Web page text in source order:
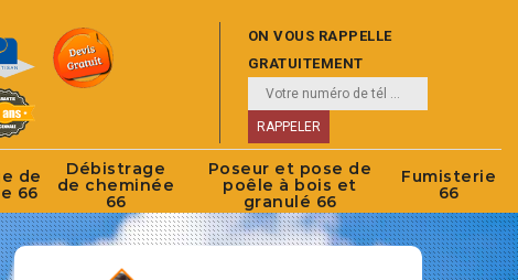
ON VOUS RAPPELLE
GRATUITEMENT
de
66
Débistrage
de cheminée
66
Poseur et pose de
poêle à bois et
granulé 66
Fumisterie
66